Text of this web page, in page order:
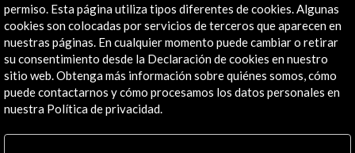
ALERTAS
permiso. Esta página utiliza tipos diferentes de cookies. Algunas
cookies son colocadas por servicios de terceros que aparecen en
nuestras páginas. En cualquier momento puede cambiar o retirar
su consentimiento desde la Declaración de cookies en nuestro
sitio web. Obtenga más información sobre quiénes somos, cómo
puede contactarnos y cómo procesamos los datos personales en
nuestra Política de privacidad.